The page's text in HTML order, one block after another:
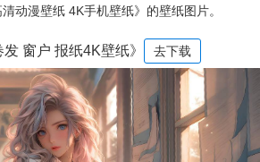
动漫壁纸 4K手机壁纸》的壁纸图片。
窗户 报纸4K壁纸》 去下载